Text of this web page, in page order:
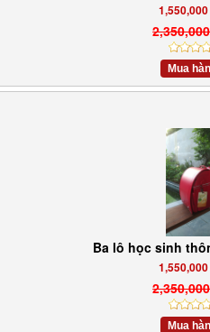
Mua
Ba lô học sinh
Mua